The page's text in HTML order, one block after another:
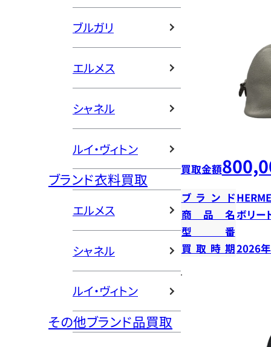
ブルガリ
エルメス
シャネル
ルイ・ヴィトン
ブランド衣料買取
エルメス
シャネル
ルイ・ヴィトン
その他ブランド品買取
買取金額
ブランド
商品名ボリー
型番
買取時期2026